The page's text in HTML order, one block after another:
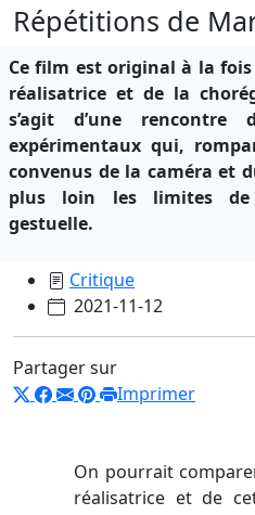
Répétitions de
Ce film est original à la
réalisatrice et de la
s’agit d’une rencontre
expérimentaux qui,
convenus de la caméra et
plus loin les limites de
gestuelle.
Critique
2021-11-12
Partager sur
Imprimer
On pourrait
réalisatrice et de